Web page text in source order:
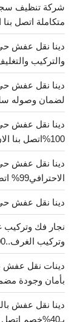
متكاملة اتصل بنا
والتركيب
لضمان وصوله
دينا نقل عفش
100%اتصل بنا الان
دينا نقل عفش
الاحترافي99% اتصل بنا الان
دينا نقل عفش حي العارض
وتركيب الغرف..100%ضمان جودة
بأمان وجودة مضمونة 100%
بـ40%خصم اتصل الان